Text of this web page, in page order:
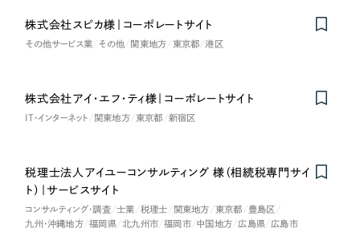
ライン領域のマーケティングまでまるっと代行
リープ・リクルーティング ／採用業務代行
求人票作成・面接など各種業務代行、採用の仕組み作り支援
リープ・キャリア ／人材紹介サービス
リープ・プロジェクト
プライバシーポリシー
AI倫理ポリシー クッキーポリシー サイトマップ
製造業
卸売・小売
コンサルティング・調査
株式会社スピカ様｜コーポレートサイト
その他サービス業 その他 関東地方 東京都 港区
株式会社アイ・エフ・ティ様｜コーポレートサイト
IT・インターネット 関東地方 東京都 新宿区
税理士法人アイユーコンサルティング 様（相続税専門サイ
ト）｜サービスサイト
コンサルティング・調査 士業 税理士 関東地方 東京都
豊島区
九州・沖縄地方
福岡県 北九州市 福岡市 中国地方 広島県 広島市